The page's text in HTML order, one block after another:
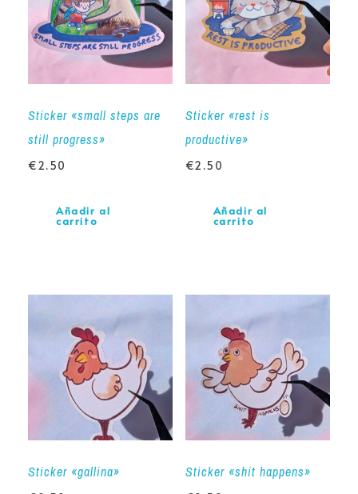
Sticker «small steps are
still progress»
€2.50
Añadir al
carrito
Sticker «rest is
productive»
€2.50
Añadir al
carrito
Sticker «gallina» Sticker «shit happens»